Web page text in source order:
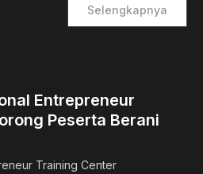
Selengkapnya
Entrepreneur
Peserta Berani
Training Center